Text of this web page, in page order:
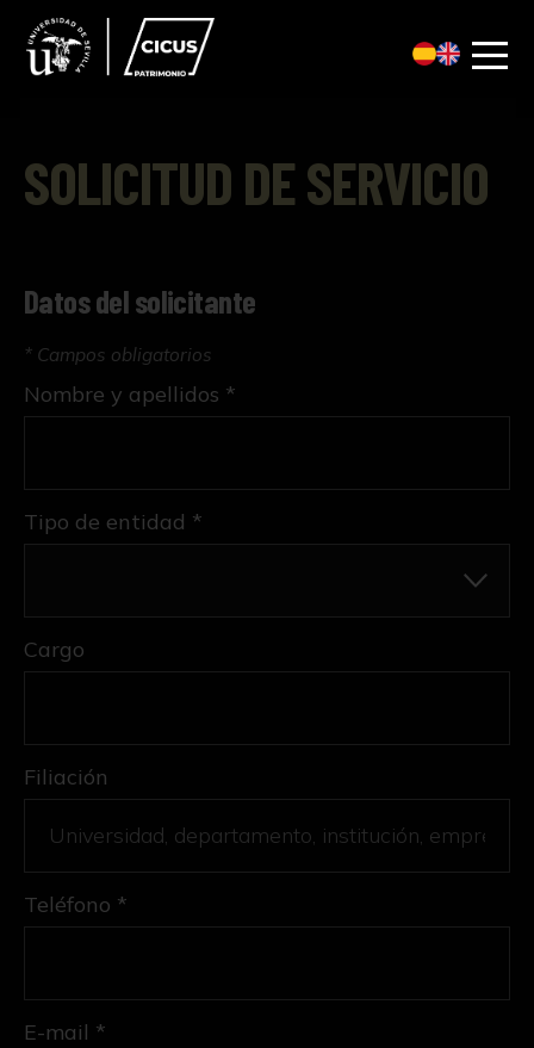
SOLICITUD DE SERVICIO
Datos del solicitante
* Campos obligatorios
Tipo de entidad *
Nombre y apellidos *
Cargo
Filiación
Teléfono *
E-mail *